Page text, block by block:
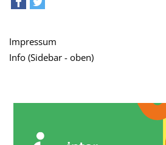
Impressum
Info (Sidebar - oben)